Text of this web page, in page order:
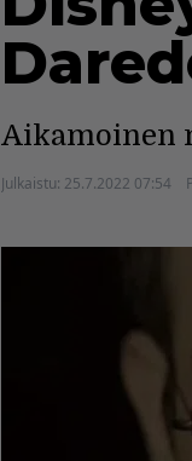
Aikamoinen
Julkaistu: 25.7.2022 07:54